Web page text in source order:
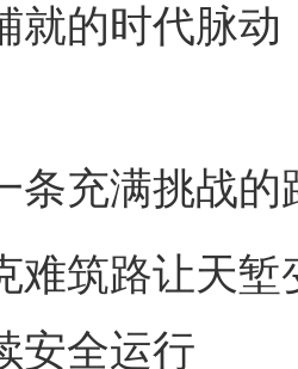
就的时代脉
充满挑战
筑路让天堑
安全运行